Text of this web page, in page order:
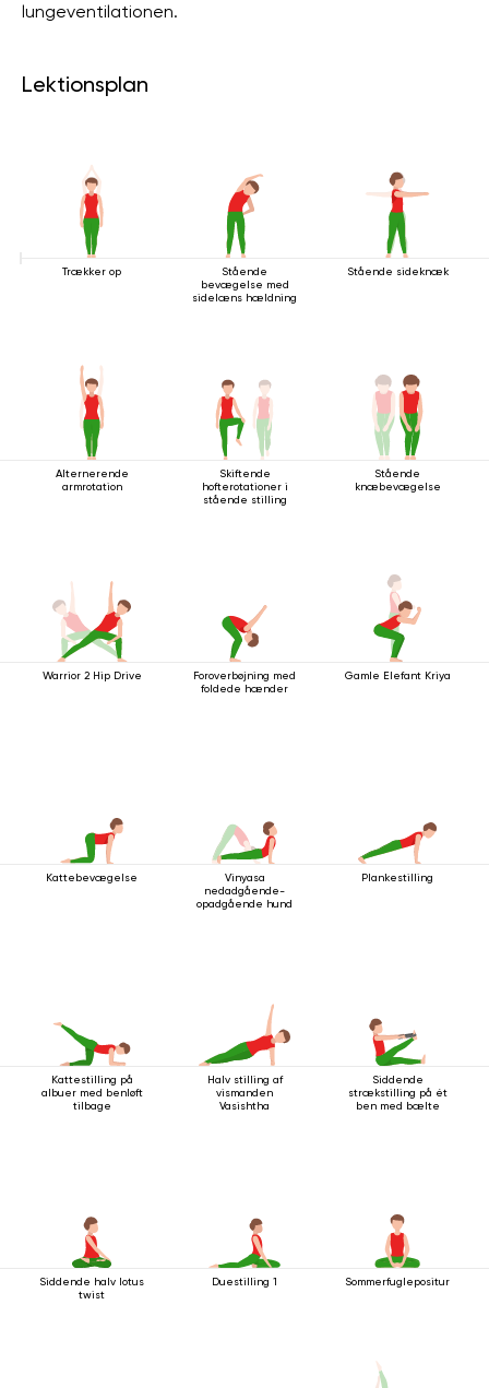
lungeventilationen.
Lektionsplan
Trækker op
Stående
bevægelse med
sidelæns hældning
Stående sideknæk
Alternerende
armrotation
Skiftende
hofterotationer i
stående stilling
Stående
knæbevægelse
Warrior 2 Hip Drive
Foroverbøjning med
foldede hænder
Gamle Elefant Kriya
Kattebevægelse
Vinyasa
nedadgående-
opadgående hund
Plankestilling
Kattestilling på
albuer med benløft
tilbage
Halv stilling af
vismanden
Vasishtha
Siddende
strækstilling på ét
ben med bælte
Siddende halv lotus
twist
Duestilling 1 Sommerfuglepositur